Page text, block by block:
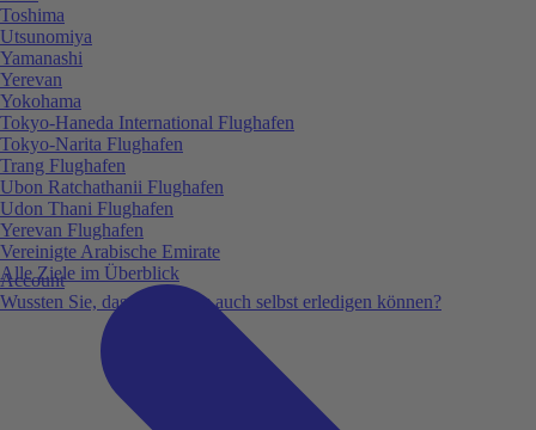
Account
Wussten Sie, dass Sie vieles auch selbst erledigen können?
Toshima
Utsunomiya
Yamanashi
Yerevan
Yokohama
Tokyo-Haneda International Flughafen
Tokyo-Narita Flughafen
Trang Flughafen
Ubon Ratchathanii Flughafen
Udon Thani Flughafen
Yerevan Flughafen
Vereinigte Arabische Emirate
Alle Ziele im Überblick